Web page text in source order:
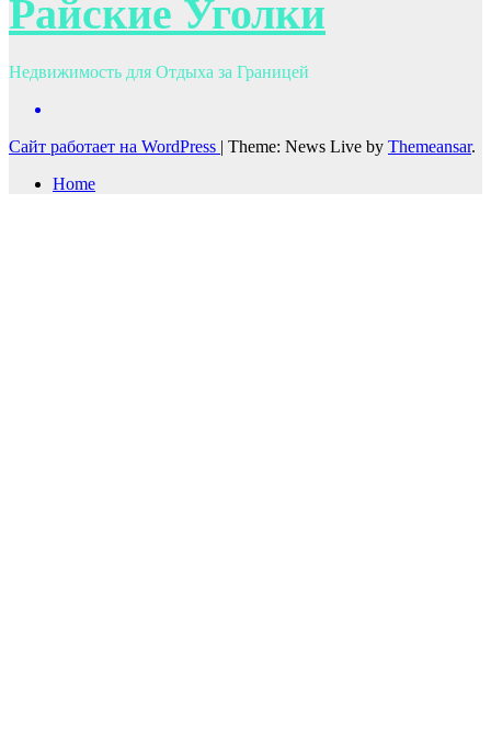
Райские Уголки
Недвижимость для Отдыха за Границей
Сайт работает на WordPress | Theme: News Live by Themeansar.
Home